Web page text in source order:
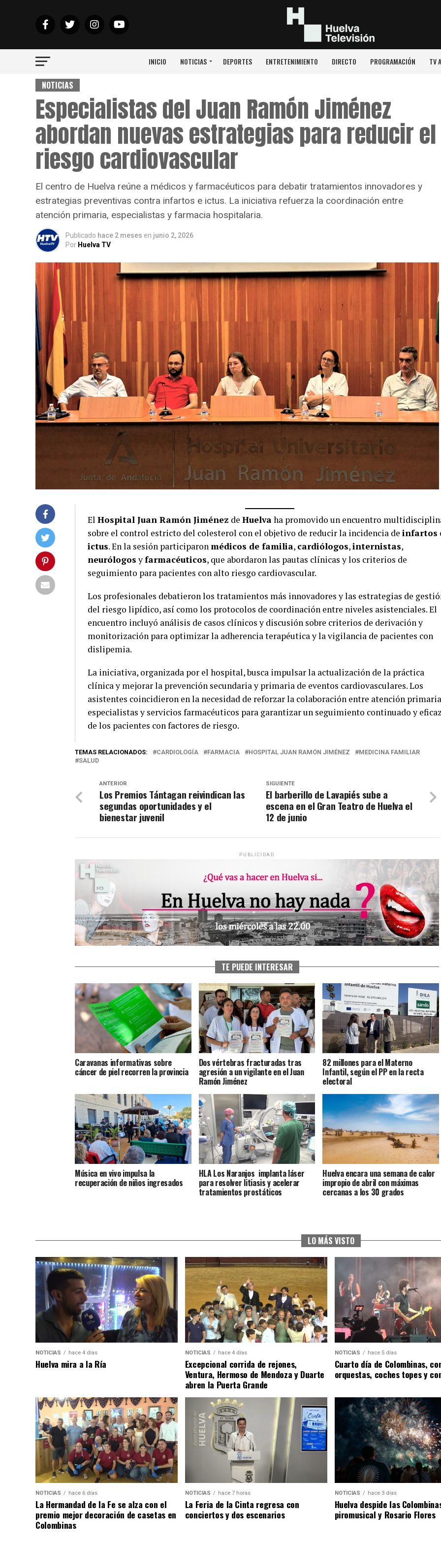
INICIO NOTICIAS DEPORTES ENTRETENIMIENTO DIRECTO PROGRAMACIÓN TV
NOTICIAS
Especialistas del Juan Ramón Jiménez
abordan nuevas estrategias para reducir el
riesgo cardiovascular
El centro de Huelva reúne a médicos y farmacéuticos para debatir tratamientos innovadores y
estrategias preventivas contra infartos e ictus. La iniciativa refuerza la coordinación entre
atención primaria, especialistas y farmacia hospitalaria.
Publicado hace 2 meses en junio 2, 2026
Por Huelva TV
El Hospital Juan Ramón Jiménez de Huelvaha promovido un encuentro
sobre el control estricto del colesterol con el objetivo de reducir la incidencia de infartos
ictus. En la sesión participaronmédicos de familia, cardiólogos,internistas,
neurólogosyfarmacéuticos, que abordaron las pautas clínicas y los criterios de
seguimiento para pacientes con alto riesgo cardiovascular.
Los profesionales debatieron los tratamientos más innovadores y las estrategias de
del riesgo lipídico, así como los protocolos de coordinación entre niveles asistenciales. El
encuentro incluyó análisis de casos clínicos y discusión sobre criterios de derivación y
monitorización para optimizar la adherencia terapéutica y la vigilancia de pacientes con
dislipemia.
La iniciativa, organizada por el hospital, busca impulsar la actualización de la práctica
clínica y mejorar la prevención secundaria y primaria de eventos cardiovasculares. Los
asistentes coincidieron en la necesidad de reforzar la colaboración entre atención
especialistas y servicios farmacéuticos para garantizar un seguimiento continuado y eficaz
de los pacientes con factores de riesgo.
TEMAS RELACIONADOS: CARDIOLOGÍA FARMACIA HOSPITAL JUAN RAMÓN JIMÉNEZ
MEDICINA FAMILIAR
SALUD
SIGUIENTE
El barberillo de Lavapiés sube a
escena en el Gran Teatro de Huelva el
12 de junio
ANTERIOR
Los Premios Tántagan reivindican las
segundas oportunidades y el
bienestar juvenil
PUBLICIDAD
TE PUEDE INTERESAR
Caravanas informativas sobre
cáncer de piel recorren la provincia
Dos vértebras fracturadas tras
agresión a un vigilante en el Juan
Ramón Jiménez
82 millones para el Materno
Infantil, según el PP en la recta
electoral
Música en vivo impulsa la
recuperación de niños ingresados
HLA Los Naranjos implanta láser
para resolver litiasis y acelerar
tratamientos prostáticos
Huelva encara una semana de calor
impropio de abril con máximas
cercanas a los 30 grados
LO MÁS VISTO
NOTICIAS hace 4 días
Huelva mira a la Ría
NOTICIAS hace 4 días
Excepcional corrida de rejones,
Ventura, Hermoso de Mendoza y Duarte
abren la Puerta Grande
NOTICIAS hace 5 días
Cuarto día de Colombinas,
orquestas, coches topes y
NOTICIAS hace 6 días
La Hermandad de la Fe se alza con el
premio mejor decoración de casetas en
Colombinas
NOTICIAS hace 7 horas
La Feria de la Cinta regresa con
conciertos y dos escenarios
NOTICIAS hace 3 días
Huelva despide las
piromusical y Rosario Flores